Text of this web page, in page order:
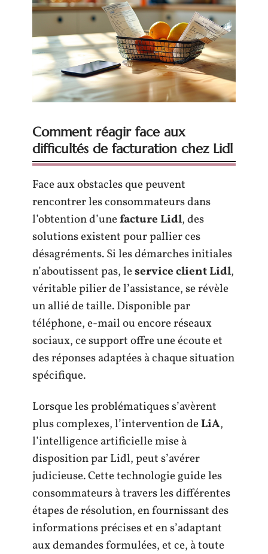
Comment réagir face aux
difficultés de facturation chez Lidl
Face aux obstacles que peuvent
rencontrer les consommateurs dans
l’obtention d’unefacture Lidl, des
solutions existent pour pallier ces
désagréments. Si les démarches initiales
n’aboutissent pas, leservice client Lidl,
véritable pilier de l’assistance, se révèle
un allié de taille. Disponible par
téléphone, e-mail ou encore réseaux
sociaux, ce support offre une écoute et
des réponses adaptées à chaque situation
spécifique.
Lorsque les problématiques s’avèrent
plus complexes, l’intervention deLiA,
l’intelligence artificielle mise à
disposition par Lidl, peut s’avérer
judicieuse. Cette technologie guide les
consommateurs à travers les différentes
étapes de résolution, en fournissant des
informations précises et en s’adaptant
aux demandes formulées, et ce, à toute